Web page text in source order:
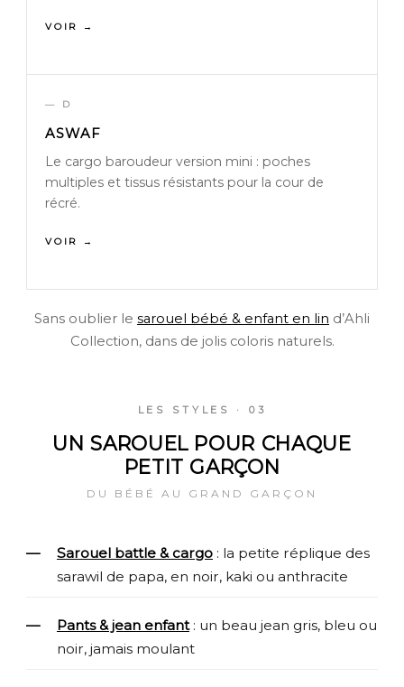
VOIR →
— D
ASWAF
Le cargo baroudeur version mini : poches
multiples et tissus résistants pour la cour de
récré.
VOIR →
Sans oublier le sarouel bébé & enfant en lin d’Ahli
Collection, dans de jolis coloris naturels.
LES STYLES · 03
UN SAROUEL POUR CHAQUE
PETIT GARÇON
DU BÉBÉ AU GRAND GARÇON
Sarouel battle & cargo : la petite réplique des
sarawil de papa, en noir, kaki ou anthracite
Pants & jean enfant: un beau jean gris, bleu ou
noir, jamais moulant